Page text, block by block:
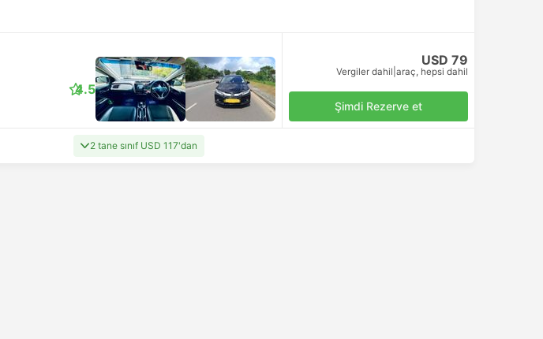
4.5
USD 79
Vergiler dahil araç, hepsi dahil
Şimdi Rezerve et
2 tane sınıf USD 117'dan